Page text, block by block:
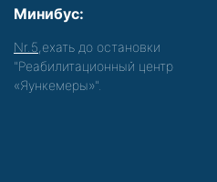
Минибус:
Nr.5 ,ехать до остановки
"Реабилитационный центр
«Яункемеры»".